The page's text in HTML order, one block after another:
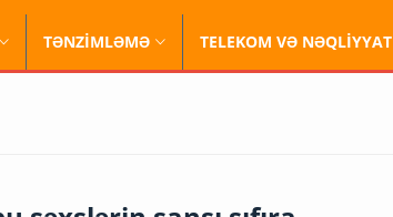
TƏNZİMLƏMƏ TELEKOM VƏ NƏQLİYYAT